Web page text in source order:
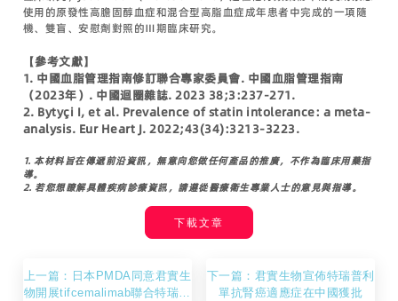
下載文章
使用的原發性高膽固醇血症和混合型高脂血症成年患者中完成的一項隨
機、雙盲、安慰劑對照的Ⅲ期臨床研究。
【參考文獻】
1. 中國血脂管理指南修訂聯合專家委員會. 中國血脂管理指南
（2023年）. 中國迴圈雜誌. 2023 38;3:237-271.
2. Bytyçi I, et al. Prevalence of statin intolerance: a meta-
analysis. Eur Heart J. 2022;43(34):3213-3223.
1.本材料旨在傳遞前沿資訊，無意向您做任何產品的推廣，不作為臨床用藥指
導。
2. 若您想瞭解具體疾病診療資訊，請遵從醫療衛生專業人士的意見與指導。
上一篇：日本PMDA同意君實生
物開展tifcemalimab聯合特瑞普
下一篇：君實生物宣佈特瑞普利
單抗腎癌適應症在中國獲批